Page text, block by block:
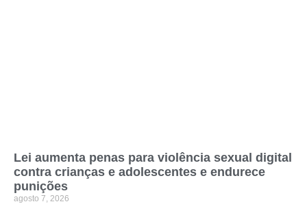
Lei aumenta penas para violência sexual digital
contra crianças e adolescentes e endurece
punições
agosto 7, 2026